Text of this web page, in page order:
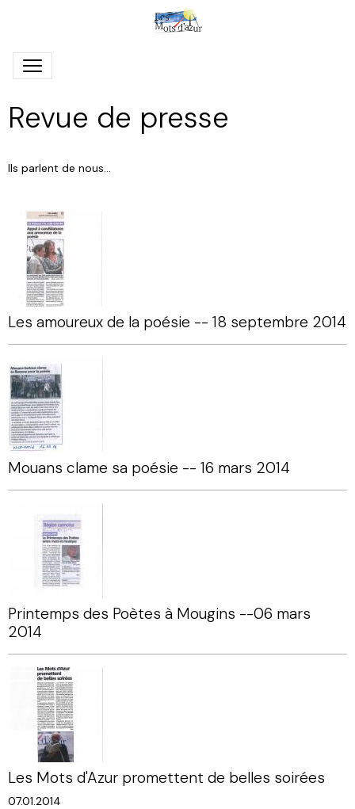
Revue de presse
Ils parlent de nous...
Les amoureux de la poésie -- 18 septembre 2014
Mouans clame sa poésie -- 16 mars 2014
Printemps des Poètes à Mougins --06 mars
2014
Les Mots d'Azur promettent de belles soirées
07.01.2014